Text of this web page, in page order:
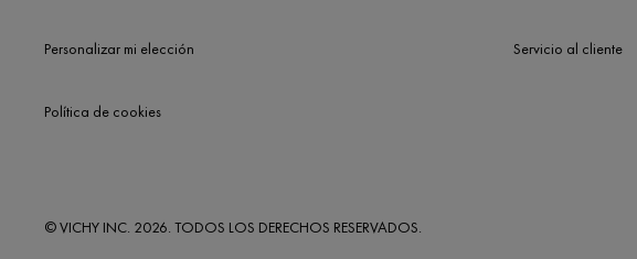
Personalizar mi elección
Política de cookies
Servicio al cliente
© VICHY INC. 2026. TODOS LOS DERECHOS RESERVADOS.